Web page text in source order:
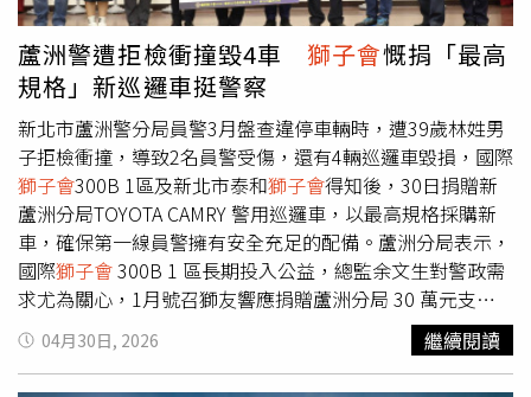
證，並持續釐清黃男、洪女是否涉及詐欺或刑事責任。至於
火鍋店員工可能失業、領不到薪水的問題，台中市勞工局回
應，目前尚未接獲勞工提出調解或積欠工資的申訴，若業者
確實停止營業，且有積欠工資、退休金或資遣費的狀況，勞
工可申請「歇業事實認定」及工資墊償。
蘆洲警遭拒檢衝撞毀4車 獅子會慨捐「最高
規格」新巡邏車挺警察
新北市蘆洲警分局員警3月盤查違停車輛時，遭39歲林姓男
子拒檢衝撞，導致2名員警受傷，還有4輛巡邏車毀損，國際
獅子會300B 1區及新北市泰和獅子會得知後，30日捐贈新
蘆洲分局TOYOTA CAMRY 警用巡邏車，以最高規格採購新
車，確保第一線員警擁有安全充足的配備。蘆洲分局表示，
國際獅子會300B 1 區長期投入公益，總監余文生對警政需
求尤為關心，1月號召獅友響應捐贈蘆洲分局 30 萬元支持
「AED 千日守護生命專案」，近期在得知分局因公務造成車
輛損毀後，再度與主計長李彥長共同發起捐車行動，得到崇
04月30日, 2026 繼續閱讀